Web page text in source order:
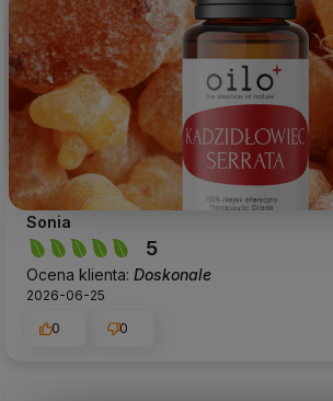
Sonia
5
Ocena klienta: Doskonale
2026-06-25
0
0